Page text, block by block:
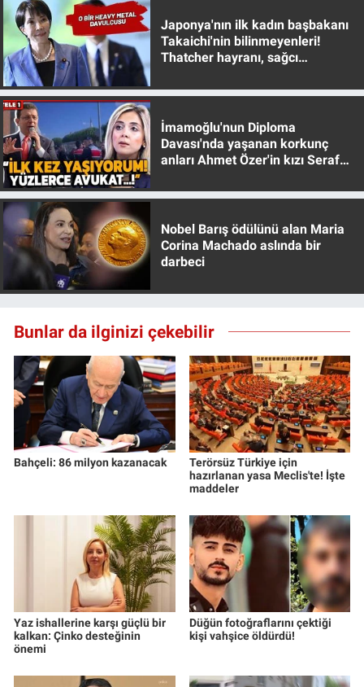
Japonya'nın ilk kadın başbakanı
Takaichi'nin bilinmeyenleri!
Thatcher hayranı, sağcı
İmamoğlu'nun Diploma
Davası'nda yaşanan korkunç
anları Ahmet Özer'in kızı Seraf
Nobel Barış ödülünü alan Maria
Corina Machado aslında bir
darbeci
Bunlar da ilginizi çekebilir
Bahçeli: 86 milyon kazanacak
Terörsüz Türkiye için
hazırlanan yasa Meclis'te! İşte
maddeler
Yaz ishallerine karşı güçlü bir
kalkan: Çinko desteğinin
önemi
Düğün fotoğraflarını çektiği
kişi vahşice öldürdü!
Popüler
Programlar
Sağlık
Spor
Teknoloji
Türkiye'nin Geleceği
Türkiye'nin Gündemi
Yerel Gündem
Yerel Yaşam
Canlı Yayın